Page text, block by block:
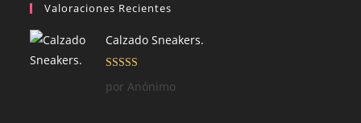
Valoraciones Recientes
Calzado Sneakers.
Valorado con
5
por Anónimo